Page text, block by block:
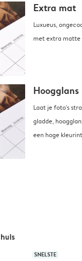
Extra mat
Luxueus,
met extra matte
Hoogglans
Laat je foto's
gladde,
een hoge
SNELSTE